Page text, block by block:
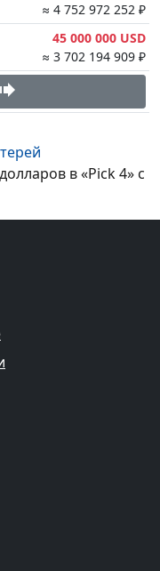
≈ 4 752 972 252 ₽
45 000 000 USD
≈ 3 702 194 909 ₽
в «Pick 4» с